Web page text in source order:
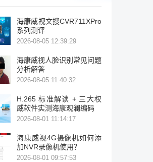
海康威视文搜CVR711XPro
系列测评
2026-08-05 12:39:29
海康威视人脸识别常见问题
分析解答
2026-08-05 11:40:32
H.265 标准解读 + 三大权
威软件实测海康观澜编码
2026-08-01 11:14:17
海康威视4G摄像机如何添
加NVR录像机使用？
2026-08-01 09:57:53